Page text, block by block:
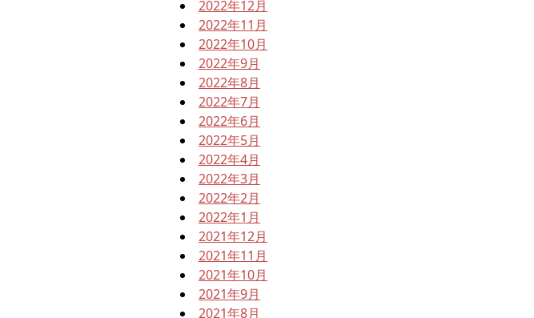
2022年12月
2022年11月
2022年10月
2022年9月
2022年8月
2022年7月
2022年6月
2022年5月
2022年4月
2022年3月
2022年2月
2022年1月
2021年12月
2021年11月
2021年10月
2021年9月
2021年8月